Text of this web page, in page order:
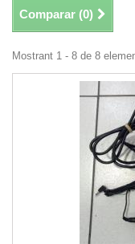
Comparar (0)
Mostrant 1 - 8 de 8